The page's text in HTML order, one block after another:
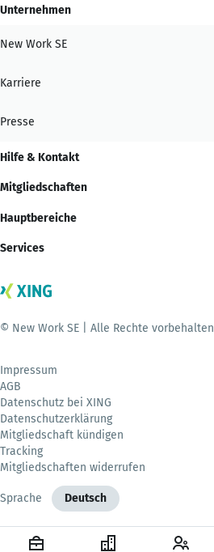
Unternehmen
New Work SE
Karriere
Presse
Hilfe & Kontakt
Mitgliedschaften
Hauptbereiche
Services
© New Work SE | Alle Rechte vorbehalten
Impressum
AGB
Datenschutz bei XING
Datenschutzerklärung
Mitgliedschaft kündigen
Tracking
Mitgliedschaften widerrufen
Sprache Deutsch